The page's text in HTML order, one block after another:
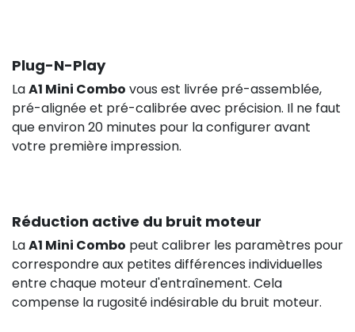
Plug-N-Play
LaA1 Mini Combo vous est livrée pré-assemblée,
pré-alignée et pré-calibrée avec précision. Il ne faut
que environ 20 minutes pour la configurer avant
votre première impression.
Réduction active du bruit moteur
LaA1 Mini Combo peut calibrer les paramètres pour
correspondre aux petites différences individuelles
entre chaque moteur d'entraînement. Cela
compense la rugosité indésirable du bruit moteur.